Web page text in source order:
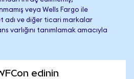
veya Wells Fargo ile
adı ve diğer ticari markalar
varlığını tanımlamak amacıyla
edinin